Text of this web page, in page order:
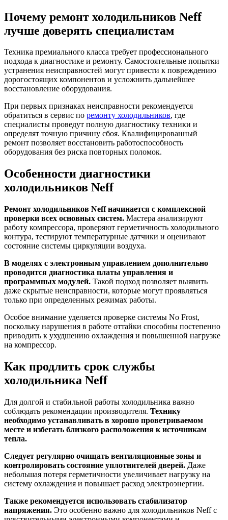
Почему ремонт холодильников Neff
лучше доверять специалистам
Техника премиального класса требует профессионального
подхода к диагностике и ремонту. Самостоятельные попытки
устранения неисправностей могут привести к повреждению
дорогостоящих компонентов и усложнить дальнейшее
восстановление оборудования.
При первых признаках неисправности рекомендуется
обратиться в сервис по ремонту холодильников, где
специалисты проведут полную диагностику техники и
определят точную причину сбоя. Квалифицированный
ремонт позволяет восстановить работоспособность
оборудования без риска повторных поломок.
Особенности диагностики
холодильников Neff
Ремонт холодильников Neff начинается с комплексной
проверки всех основных систем. Мастера анализируют
работу компрессора, проверяют герметичность холодильного
контура, тестируют температурные датчики и оценивают
состояние системы циркуляции воздуха.
В моделях с электронным управлением дополнительно
проводится диагностика платы управления и
программных модулей. Такой подход позволяет выявить
даже скрытые неисправности, которые могут проявляться
только при определенных режимах работы.
Особое внимание уделяется проверке системы No Frost,
поскольку нарушения в работе оттайки способны постепенно
приводить к ухудшению охлаждения и повышенной нагрузке
на компрессор.
Как продлить срок службы
холодильника Neff
Для долгой и стабильной работы холодильника важно
соблюдать рекомендации производителя. Технику
необходимо устанавливать в хорошо проветриваемом
месте и избегать близкого расположения к источникам
тепла.
Следует регулярно очищать вентиляционные зоны и
контролировать состояние уплотнителей дверей. Даже
небольшая потеря герметичности увеличивает нагрузку на
систему охлаждения и повышает расход электроэнергии.
Также рекомендуется использовать стабилизатор
напряжения. Это особенно важно для холодильников Neff с